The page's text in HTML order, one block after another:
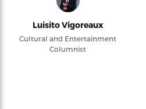
Luisito Vigoreaux
Cultural and Entertainment
Columnist